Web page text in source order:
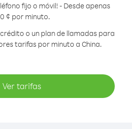
fijo o móvil! - Desde apenas
¢ por minuto.
o un plan de llamadas para
tarifas por minuto a China.
Ver tarifas